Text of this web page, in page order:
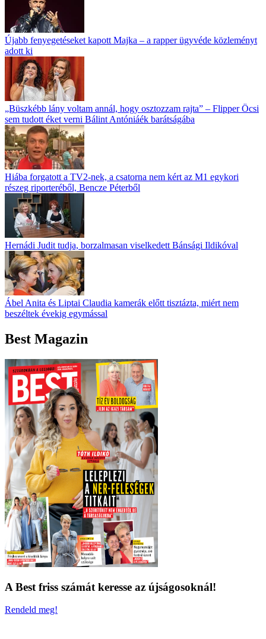
Újabb fenyegetéseket kapott Majka – a rapper ügyvéde közleményt
adott ki
„Büszkébb lány voltam annál, hogy osztozzam rajta” – Flipper Öcsi
sem tudott éket verni Bálint Antóniáék barátságába
Hiába forgatott a TV2-nek, a csatorna nem kért az M1 egykori
részeg riporteréből, Bencze Péterből
Hernádi Judit tudja, borzalmasan viselkedett Bánsági Ildikóval
Ábel Anita és Liptai Claudia kamerák előtt tisztázta, miért nem
beszéltek évekig egymással
Best Magazin
A Best friss számát keresse az újságosoknál!
Rendeld meg!